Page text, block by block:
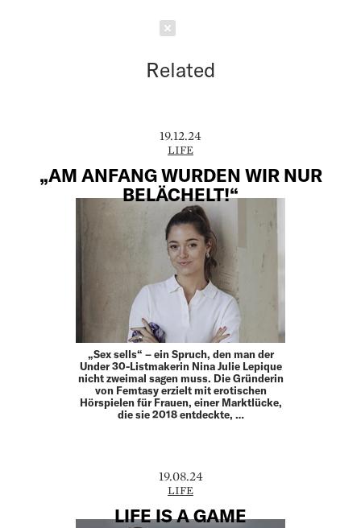
Related
19.12.24
LIFE
„AM ANFANG WURDEN WIR NUR
BELÄCHELT!“
„Sex sells“ – ein Spruch, den man der
Under 30-Listmakerin Nina Julie Lepique
nicht zweimal sagen muss. Die Gründerin
von Femtasy erzielt mit erotischen
Hörspielen für Frauen, einer Marktlücke,
die sie 2018 entdeckte, …
19.08.24
LIFE
LIFE IS A GAME